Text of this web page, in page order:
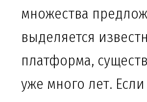
множества
выделяется
платформа,
уже много лет.